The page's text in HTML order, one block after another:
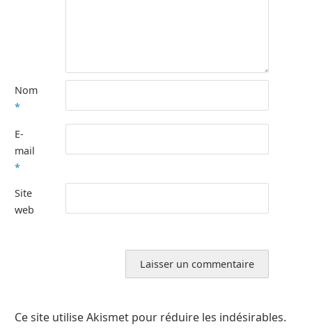
Nom
*
E-
mail
*
Site
web
Ce site utilise Akismet pour réduire les indésirables.